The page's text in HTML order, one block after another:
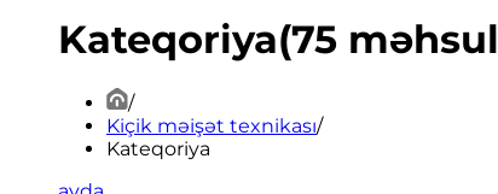
Kateqoriya(75 məhsul
/
Kiçik məişət texnikası/
Kateqoriya